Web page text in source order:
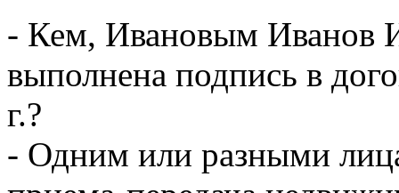
- Кем, Ивановым Иванов
выполнена подпись в
г.?
- Одним или разными